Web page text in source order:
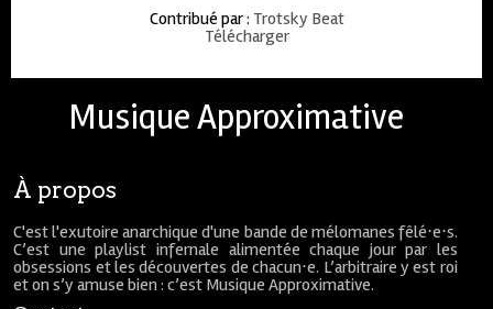
Contribué par: Trotsky Beat
Télécharger
Musique Approximative
À propos
C'est l'exutoire anarchique d'une bande de mélomanes fêlé⋅e⋅s.
C’est une playlist infernale alimentée chaque jour par les
obsessions et les découvertes de chacun⋅e. L’arbitraire y est roi
et on s’y amuse bien : c’est Musique Approximative.